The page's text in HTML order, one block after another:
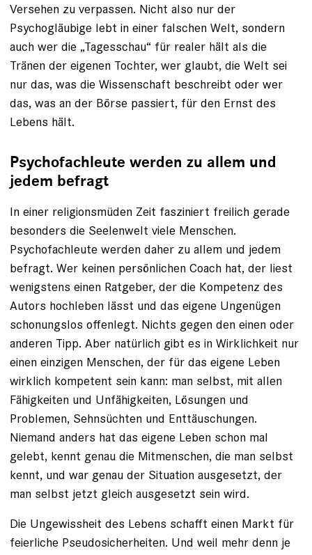
Versehen zu verpassen. Nicht also nur der
Psychogläubige lebt in einer falschen Welt, sondern
auch wer die ­„Tagesschau“ für realer hält als die
Tränen der eigenen Tochter, wer glaubt, die Welt sei
nur das, was die Wissenschaft beschreibt oder wer
das, was an der Börse passiert, für den Ernst des
Lebens hält.
Psychofachleute werden zu allem und
jedem befragt
In einer religionsmüden Zeit fasziniert freilich gerade
besonders die Seelenwelt viele Menschen.
Psychofachleute werden daher zu allem und jedem
befragt. Wer keinen persönlichen Coach hat, der liest
wenigstens einen Ratgeber, der die Kompetenz des
Autors hochleben lässt und das eigene Ungenügen
schonungslos offenlegt. Nichts gegen den einen oder
anderen Tipp. Aber natürlich gibt es in Wirklichkeit nur
einen einzigen Menschen, der für das eigene Leben
wirklich kompetent sein kann: man selbst, mit allen
Fähigkeiten und Unfähigkeiten, Lösungen und
Problemen, Sehnsüchten und Enttäuschungen.
Niemand anders hat das ­eigene Leben schon mal
gelebt, kennt genau die Mitmenschen, die man selbst
kennt, und war genau der Situation ausgesetzt, der
man selbst jetzt gleich ausgesetzt sein wird.
Die Ungewissheit des Lebens schafft einen Markt für
feierliche Pseudosicherheiten. Und weil mehr denn je